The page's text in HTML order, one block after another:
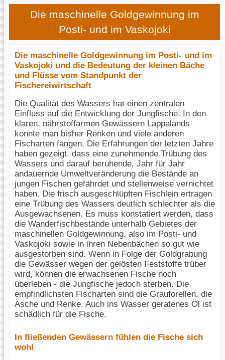
Die maschinelle Goldgewinnung im
Posti- und im Vaskojoki
Die maschinelle Goldgewinnung im Posti- und im
Vaskojoki und die Bedeutung der kleinen Bäche
und Flüsse vom Standpunkt der
Fischereiwirtschaft
Die Qualität des Wassers hat einen zentralen
Einfluss auf die Entwicklung der Jungfische. In den
klaren, nährstoffarmen Gewässern Lappalands
konnte man bisher Renken und viele anderen
Fischarten fangen. Die Erfahrungen der letzten Jahre
haben gezeigt, dass eine zunehmende Trübung des
Wassers und darauf beruhende, Jahr für Jahr
andauernde Umweltveränderung die Bestände an
jungen Fischen gefährdet und stellenweise vernichtet
haben. Die frisch ausgeschlüpften Fischlein ertragen
eine Trübung des Wassers deutlich schlechter als die
Ausgewachsenen. Es muss konstatiert werden, dass
die Wanderfischbestände unterhalb Gebietes der
maschinellen Goldgewinnung, also im Posti- und
Vaskojoki sowie in ihren Nebenbächen so gut wie
ausgestorben sind. Wenn in Folge der Goldgrabung
die Gewässer wegen der gelösten Feststoffe trüber
wird, können die erwachsenen Fische noch
überleben - die Jungfische jedoch sterben. Die
empfindlichsten Fischarten sind die Grauforellen, die
Äsche und Renke. Auch ins Wasser geratenes Öl ist
schädlich für die Fische.
In fließenden Gewässern fühlen die Fische sich
wohl